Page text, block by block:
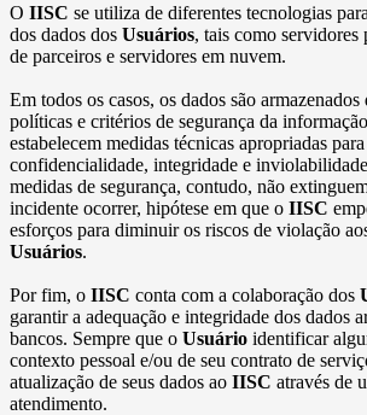
O IISC se utiliza de diferentes tecnologias
dos dados dos Usuários, tais como servidores
de parceiros e servidores em nuvem.
Em todos os casos, os dados são
políticas e critérios de segurança da
estabelecem medidas técnicas apropriadas
confidencialidade, integridade e
medidas de segurança, contudo, não
incidente ocorrer, hipótese em que o IISC
esforços para diminuir os riscos de violação
Usuários.
Por fim, o IISC conta com a colaboração dos
garantir a adequação e integridade dos dados
bancos. Sempre que o Usuário identificar
contexto pessoal e/ou de seu contrato de
atualização de seus dados ao IISC através de
atendimento.